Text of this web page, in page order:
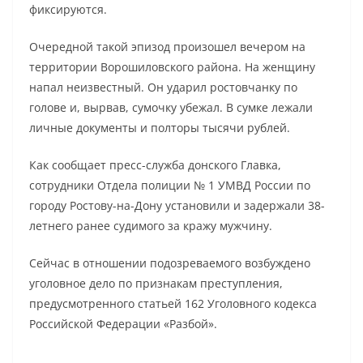
фиксируются.
Очередной такой эпизод произошел вечером на
территории Ворошиловского района. На женщину
напал неизвестный. Он ударил ростовчанку по
голове и, вырвав, сумочку убежал. В сумке лежали
личные документы и полторы тысячи рублей.
Как сообщает пресс-служба донского Главка,
сотрудники Отдела полиции № 1 УМВД России по
городу Ростову-на-Дону установили и задержали 38-
летнего ранее судимого за кражу мужчину.
Сейчас в отношении подозреваемого возбуждено
уголовное дело по признакам преступления,
предусмотренного статьей 162 Уголовного кодекса
Российской Федерации «Разбой».